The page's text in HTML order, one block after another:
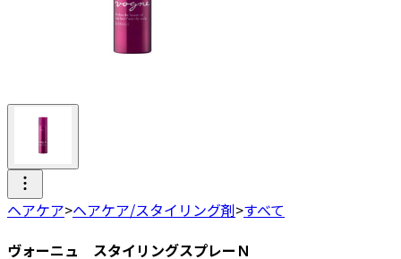
ヘアケア>ヘアケア/スタイリング剤>すべて
ヴォーニュ スタイリングスプレーＮ